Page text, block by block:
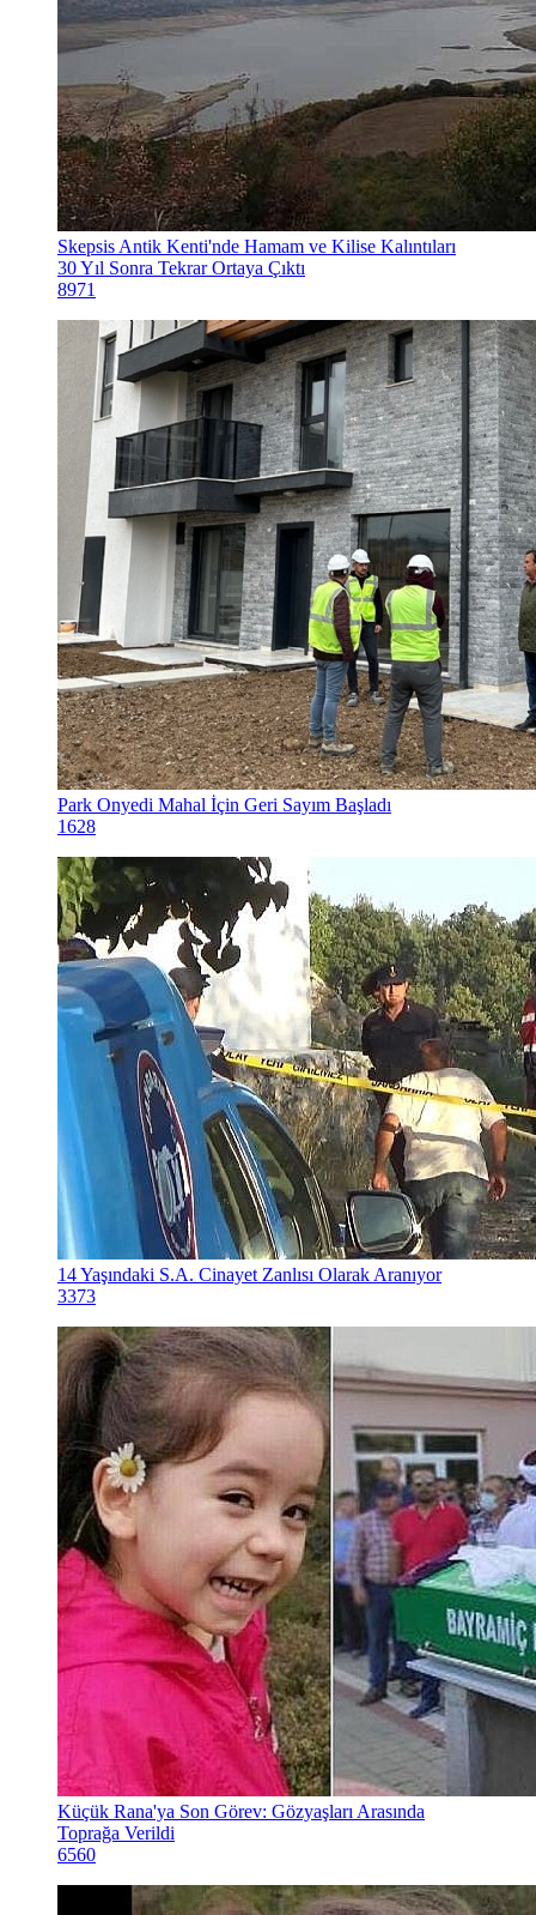
Skepsis Antik Kenti'nde Hamam ve Kilise Kalıntıları
30 Yıl Sonra Tekrar Ortaya Çıktı
8971
Park Onyedi Mahal İçin Geri Sayım Başladı
1628
14 Yaşındaki S.A. Cinayet Zanlısı Olarak Aranıyor
3373
Küçük Rana'ya Son Görev: Gözyaşları Arasında
Toprağa Verildi
6560